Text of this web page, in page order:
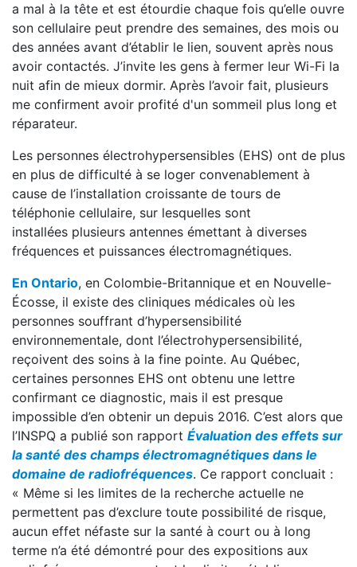
a mal à la tête et est étourdie chaque fois qu’elle ouvre
son cellulaire peut prendre des semaines, des mois ou
des années avant d’établir le lien, souvent après nous
avoir contactés. J’invite les gens à fermer leur Wi-Fi la
nuit afin de mieux dormir. Après l’avoir fait, plusieurs
me confirment avoir profité d'un sommeil plus long et
réparateur.
Les personnes électrohypersensibles (EHS) ont de plus
en plus de difficulté à se loger convenablement à
cause de l’installation croissante de tours de
téléphonie cellulaire, sur lesquelles sont
installées plusieurs antennes émettant à diverses
fréquences et puissances électromagnétiques.
En Ontario, en Colombie-Britannique et en Nouvelle-
Écosse, il existe des cliniques médicales où les
personnes souffrant d’hypersensibilité
environnementale, dont l’électrohypersensibilité,
reçoivent des soins à la fine pointe. Au Québec,
certaines personnes EHS ont obtenu une lettre
confirmant ce diagnostic, mais il est presque
impossible d’en obtenir un depuis 2016. C’est alors que
l’INSPQ a publié son rapport Évaluation des effets sur
la santé des champs électromagnétiques dans le
domaine de radiofréquences. Ce rapport concluait :
« Même si les limites de la recherche actuelle ne
permettent pas d’exclure toute possibilité de risque,
aucun effet néfaste sur la santé à court ou à long
terme n’a été démontré pour des expositions aux